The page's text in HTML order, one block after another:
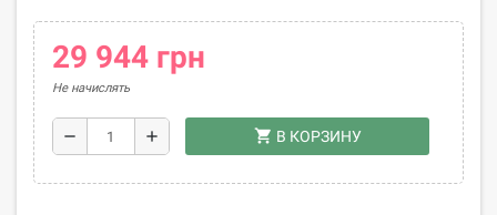
29 944 грн
Не начислять
remove add shopping_cart В КОРЗИНУ